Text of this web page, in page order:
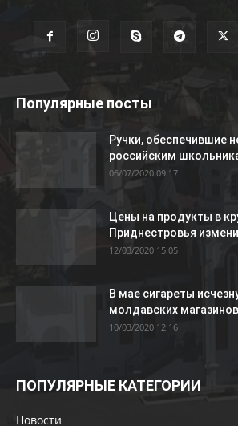
Популярные посты
Ручки, обеспечившие
российским
06/07/2020 09:17
Цены на продукты в
Приднестровья
12/03/2020 15:05
В мае сигареты
молдавских магазинов
10/03/2020 12:16
ПОПУЛЯРНЫЕ КАТЕГОРИИ
Новости